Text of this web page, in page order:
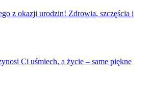
z okazji urodzin! Zdrowia, szczęścia i
Ci uśmiech, a życie – same piękne